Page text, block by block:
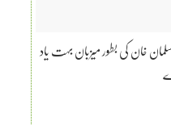
خان کی بطور میزبان بہت یاد